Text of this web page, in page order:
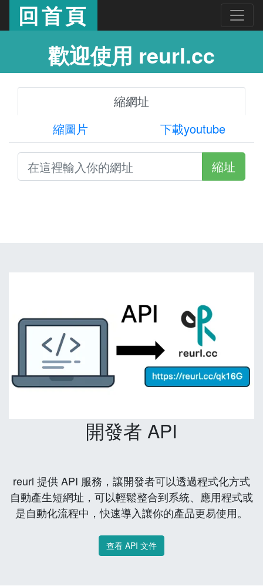
回首頁
歡迎使用 reurl.cc
縮網址
縮圖片
下載youtube
縮址
開發者 API
reurl 提供 API 服務，讓開發者可以透過程式化方式
自動產生短網址，可以輕鬆整合到系統、應用程式或
是自動化流程中，快速導入讓你的產品更易使用。
查看 API 文件